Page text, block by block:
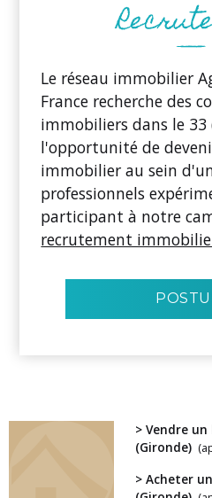
Le réseau immobilier
France recherche des
immobiliers dans le 33
l'opportunité de
immobilier au sein
professionnels
participant à notre
recrutement
> Vendre
(Gironde)
> Acheter